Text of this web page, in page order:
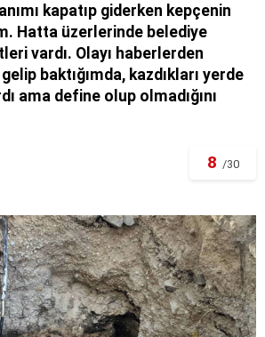
kapatıp giderken kepçenin
Hatta üzerlerinde belediye
vardı. Olayı haberlerden
baktığımda, kazdıkları yerde
ama define olup olmadığını
8 /30